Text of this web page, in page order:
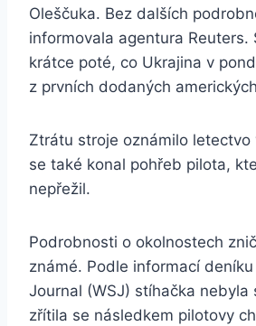
Oleščuka. Bez dalších
informovala agentura Reuters.
krátce poté, co Ukrajina v
z prvních dodaných
Ztrátu stroje oznámilo
se také konal pohřeb pilota,
nepřežil.
Podrobnosti o okolnostech
známé. Podle informací
Journal (WSJ) stíhačka nebyla
zřítila se následkem pilotovy